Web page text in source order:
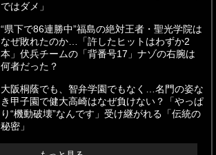
ではダメ」
“県下で86連勝中”福島の絶対王者・聖光学院は
なぜ敗れたのか…「許したヒットはわずか2
本」伏兵チームの「背番号17」ナゾの右腕は
何者だった？
大阪桐蔭でも、智弁学園でもなく…名門の姿な
き甲子園で健大高崎はなぜ負けない？「やっぱ
り“機動破壊”なんです」受け継がれる「伝統の
秘密」